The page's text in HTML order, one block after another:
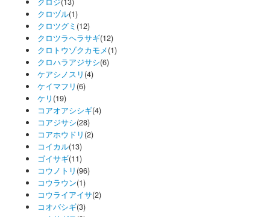
クロヅル(1)
クロツグミ (12)
クロツラヘラサギ(12)
クロトウゾクカモメ(1)
クロハラアジサシ(6)
ケアシノスリ (4)
ケイマフリ (6)
ケリ (19)
コアオアシシギ(4)
コアジサシ(28)
コアホウドリ (2)
コイカル(13)
ゴイサギ(11)
コウノトリ (96)
コウラウン(1)
コウライアイサ(2)
コオバシギ(3)